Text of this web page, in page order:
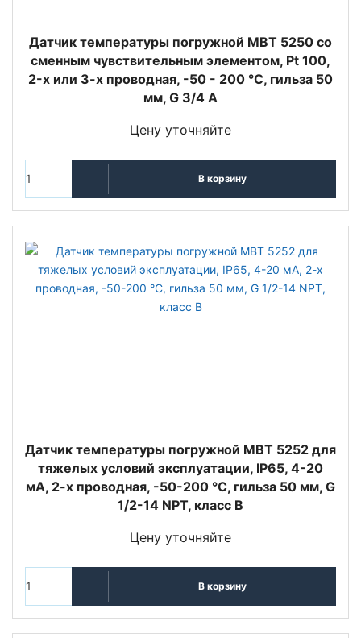
Датчик температуры погружной MBT 5250 со
сменным чувствительным элементом, Pt 100,
2-х или 3-х проводная, -50 - 200 °C, гильза 50
мм, G 3/4 A
Цену уточняйте
В корзину
Датчик температуры погружной MBT 5252 для
тяжелых условий эксплуатации, IP65, 4-20
мА, 2-х проводная, -50-200 °C, гильза 50 мм, G
1/2-14 NPT, класс B
Цену уточняйте
В корзину